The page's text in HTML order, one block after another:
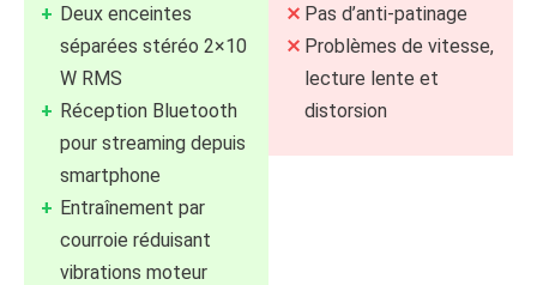
Deux enceintes
séparées stéréo 2×10
W RMS
Réception Bluetooth
pour streaming depuis
smartphone
Entraînement par
courroie réduisant
vibrations moteur
Pas d’anti-patinage
Problèmes de vitesse,
lecture lente et
distorsion